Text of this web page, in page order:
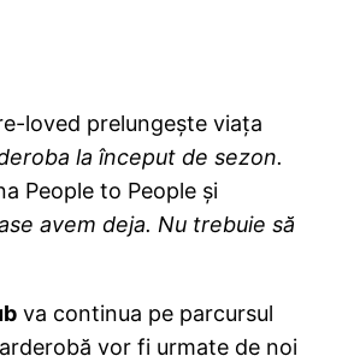
loved prelungește viața
la început de sezon.
People to People și
avem deja. Nu trebuie să
va continua pe parcursul
vor fi urmate de noi